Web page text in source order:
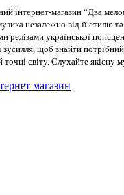
інтернет-магазин “Два
незалежно від її
релізами української
зусилля, щоб знайти
світу. Слухайте якісну